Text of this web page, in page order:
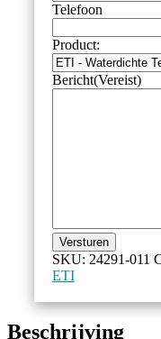
Telefoon
Product:
Bericht(Vereist)
Versturen
SKU: 24291-011
ETI
Beschrijving